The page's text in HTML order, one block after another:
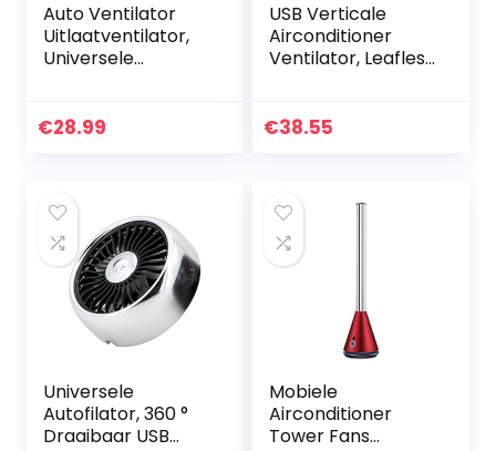
Auto Ventilator
Uitlaatventilator,
Universele
Windscherm
€28.99
USB Verticale
Airconditioner
Ventilator, Leafless
Mini Fan LED Light
€38.55
Universele
Autofilator, 360 °
Draaibaar USB
Mobiele
Airconditioner
Tower Fans